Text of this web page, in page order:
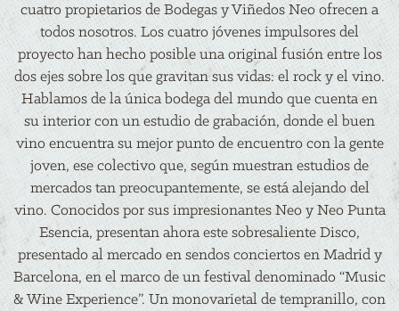
cuatro propietarios de Bodegas y Viñedos Neo ofrecen a
todos nosotros. Los cuatro jóvenes impulsores del
proyecto han hecho posible una original fusión entre los
dos ejes sobre los que gravitan sus vidas: el rock y el vino.
Hablamos de la única bodega del mundo que cuenta en
su interior con un estudio de grabación, donde el buen
vino encuentra su mejor punto de encuentro con la gente
joven, ese colectivo que, según muestran estudios de
mercados tan preocupantemente, se está alejando del
vino. Conocidos por sus impresionantes Neo y Neo Punta
Esencia, presentan ahora este sobresaliente Disco,
presentado al mercado en sendos conciertos en Madrid y
Barcelona, en el marco de un festival denominado “Music
& Wine Experience”. Un monovarietal de tempranillo, con